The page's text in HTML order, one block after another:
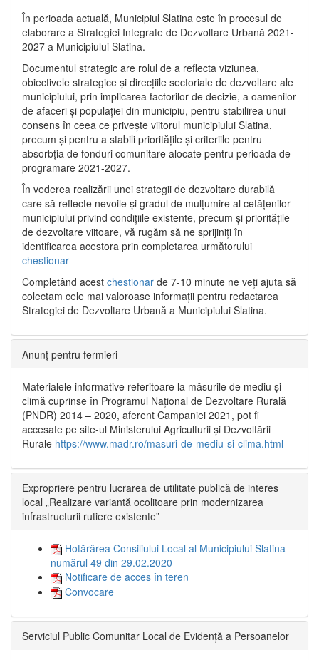
În perioada actuală, Municipiul Slatina este în procesul de
elaborare a Strategiei Integrate de Dezvoltare Urbană 2021‐
2027 a Municipiului Slatina.
Documentul strategic are rolul de a reflecta viziunea,
obiectivele strategice și direcțiile sectoriale de dezvoltare ale
municipiului, prin implicarea factorilor de decizie, a oamenilor
de afaceri și populației din municipiu, pentru stabilirea unui
consens în ceea ce privește viitorul municipiului Slatina,
precum și pentru a stabili prioritățile și criteriile pentru
absorbția de fonduri comunitare alocate pentru perioada de
programare 2021-2027.
În vederea realizării unei strategii de dezvoltare durabilă
care să reflecte nevoile și gradul de mulțumire al cetățenilor
municipiului privind condițiile existente, precum și prioritățile
de dezvoltare viitoare, vă rugăm să ne sprijiniți în
identificarea acestora prin completarea următorului
chestionar
Completând acest chestionar de 7-10 minute ne veți ajuta să
colectam cele mai valoroase informații pentru redactarea
Strategiei de Dezvoltare Urbană a Municipiului Slatina.
Anunț pentru fermieri
Materialele informative referitoare la măsurile de mediu și
climă cuprinse în Programul Național de Dezvoltare Rurală
(PNDR) 2014 – 2020, aferent Campaniei 2021, pot fi
accesate pe site-ul Ministerului Agriculturii și Dezvoltării
Rurale https://www.madr.ro/masuri-de-mediu-si-clima.html
Expropriere pentru lucrarea de utilitate publică de interes
local „Realizare variantă ocolitoare prin modernizarea
infrastructurii rutiere existente”
Hotărârea Consiliului Local al Municipiului Slatina
numărul 49 din 29.02.2020
Notificare de acces în teren
Convocare
Serviciul Public Comunitar Local de Evidență a Persoanelor